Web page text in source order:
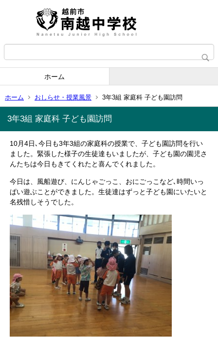
ホーム
ホーム おしらせ・授業風景 3年3組 家庭科 子ども園訪問
3年3組 家庭科 子ども園訪問
10月4日､今日も3年3組の家庭科の授業で、子ども園訪問を行い
ました。緊張した様子の生徒達もいましたが、子ども園の園児さ
んたちは今日もきてくれたと喜んでくれました。
今日は、風船遊び、にんじゃごっこ、おにごっこなど､時間いっ
ぱい遊ぶことができました。生徒達はずっと子ども園にいたいと
名残惜しそうでした。